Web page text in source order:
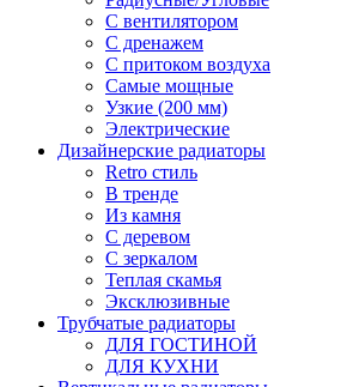
С вентилятором
С дренажем
С притоком воздуха
Самые мощные
Узкие (200 мм)
Электрические
Дизайнерские радиаторы
Retro стиль
В тренде
Из камня
С деревом
С зеркалом
Теплая скамья
Эксклюзивные
Трубчатые радиаторы
ДЛЯ ГОСТИНОЙ
ДЛЯ КУХНИ